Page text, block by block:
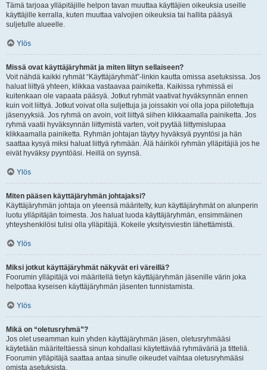
Tämä tarjoaa ylläpitäjille helpon tavan muuttaa käyttäjien oikeuksia useille
käyttäjille kerralla, kuten muuttaa valvojien oikeuksia tai hallita pääsyä
suljetulle alueelle.
Ylös
Missä ovat käyttäjäryhmät ja miten liityn sellaiseen?
Voit nähdä kaikki ryhmät “Käyttäjäryhmät”-linkin kautta omissa asetuksissa. Jos
haluat liittyä yhteen, klikkaa vastaavaa painiketta. Kaikissa ryhmissä ei
kuitenkaan ole vapaata pääsyä. Jotkut ryhmät vaativat hyväksynnän ennen
kuin voit liittyä. Jotkut voivat olla suljettuja ja joissakin voi olla jopa piilotettuja
jäsenyyksiä. Jos ryhmä on avoin, voit liittyä siihen klikkaamalla painiketta. Jos
ryhmä vaatii hyväksynnän liittymistä varten, voit pyytää liittymislupaa
klikkaamalla painiketta. Ryhmän johtajan täytyy hyväksyä pyyntösi ja hän
saattaa kysyä miksi haluat liittyä ryhmään. Älä häiriköi ryhmän ylläpitäjiä jos he
eivät hyväksy pyyntöäsi. Heillä on syynsä.
Ylös
Miten pääsen käyttäjäryhmän johtajaksi?
Käyttäjäryhmän johtaja on yleensä määritelty, kun käyttäjäryhmät on alunperin
luotu ylläpitäjän toimesta. Jos haluat luoda käyttäjäryhmän, ensimmäinen
yhteyshenkilösi tulisi olla ylläpitäjä. Kokeile yksityisviestin lähettämistä.
Ylös
Miksi jotkut käyttäjäryhmät näkyvät eri väreillä?
Foorumin ylläpitäjä voi määritellä tietyn käyttäjäryhmän jäsenille värin joka
helpottaa kyseisen käyttäjäryhmän jäsenten tunnistamista.
Ylös
Mikä on “oletusryhmä”?
Jos olet useamman kuin yhden käyttäjäryhmän jäsen, oletusryhmääsi
käytetään määriteltäessä sinun kohdallasi käytettävää ryhmäväriä ja titteliä.
Foorumin ylläpitäjä saattaa antaa sinulle oikeudet vaihtaa oletusryhmääsi
omista asetuksista.